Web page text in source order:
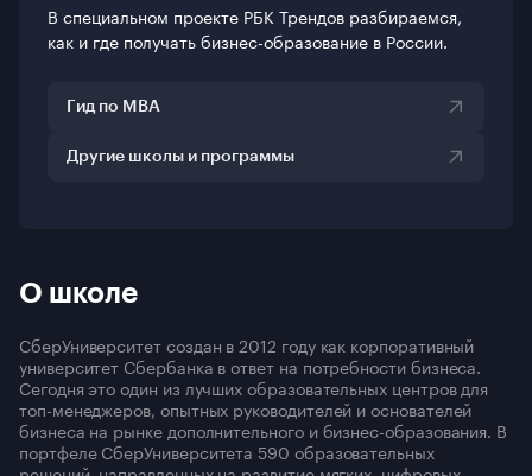
В специальном проекте РБК Трендов разбираемся,
как и где получать бизнес-образование в России.
Гид по MBA
Другие школы и программы
О школе
СберУниверситет создан в 2012 году как корпоративный
университет Сбербанка в ответ на потребности бизнеса.
Сегодня это один из лучших образовательных центров для
топ-менеджеров, опытных руководителей и основателей
бизнеса на рынке дополнительного и бизнес-образования. В
портфеле СберУниверситета 590 образовательных